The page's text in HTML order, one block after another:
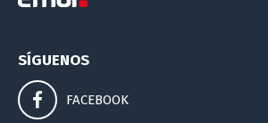
SÍGUENOS
FACEBOOK